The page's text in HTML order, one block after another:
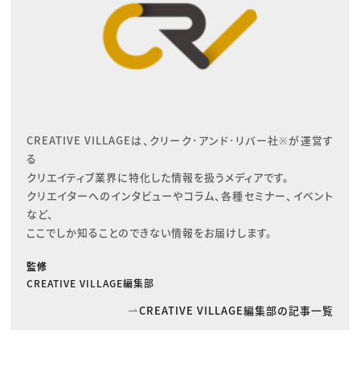
CREATIVE VILLAGEは、クリーク･アンド･リバー社※が運営す
る
クリエイティブ業界に特化した情報を扱うメディアです。
クリエイターへのインタビューやコラム、各種セミナー、イベント
など、
ここでしか知ることのできない情報をお届けします。
監修
CREATIVE VILLAGE編集部
CREATIVE VILLAGE編集部の記事一覧